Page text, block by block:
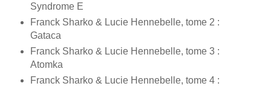
Syndrome E
Franck Sharko & Lucie Hennebelle, tome 2 :
Gataca
Franck Sharko & Lucie Hennebelle, tome 3 :
Atomka
Franck Sharko & Lucie Hennebelle, tome 4 :